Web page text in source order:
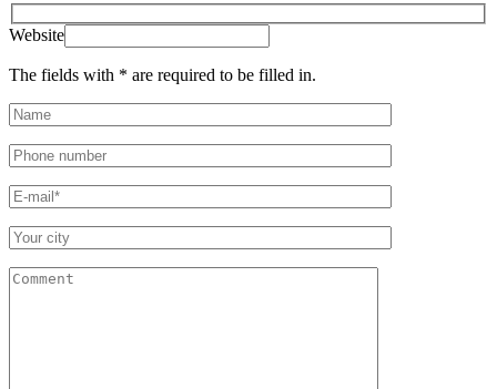
Website
The fields with * are required to be filled in.